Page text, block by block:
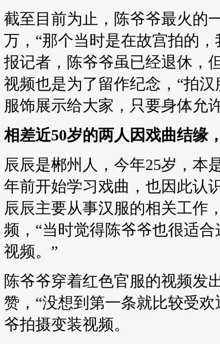
截至目前为止，陈爷爷最火的
万，“那个当时是在故宫拍的
报记者，陈爷爷虽已经退休，
视频也是为了留作纪念，“拍
服饰展示给大家，只要身体允
相差近50岁的两人因戏曲结缘
辰辰是郴州人，今年25岁，本
年前开始学习戏曲，也因此认
辰辰主要从事汉服的相关工作
频，“当时觉得陈爷爷也很适
视频。”
陈爷爷穿着红色官服的视频发
赞，“没想到第一条就比较受
爷拍摄变装视频。